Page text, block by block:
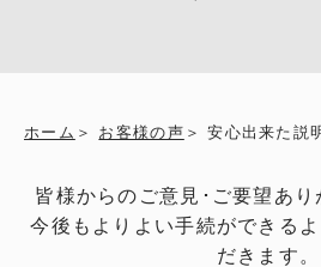
ホーム お客様の声 安心出来た説
皆様からのご意見･ご要望あり
今後もよりよい手続ができる
だきます。